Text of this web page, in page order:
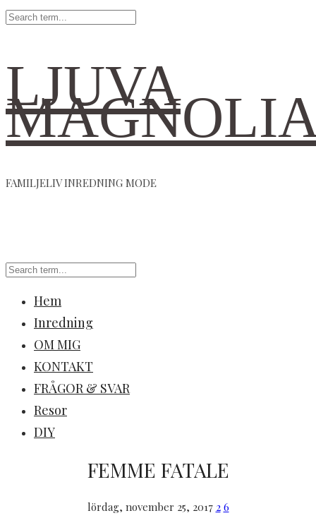
LJUVA
FAMILJELIV INREDNING MODE
Hem
Inredning
OM MIG
KONTAKT
FRÅGOR & SVAR
Resor
DIY
FEMME FATALE
lördag, november 25, 2017 2 6